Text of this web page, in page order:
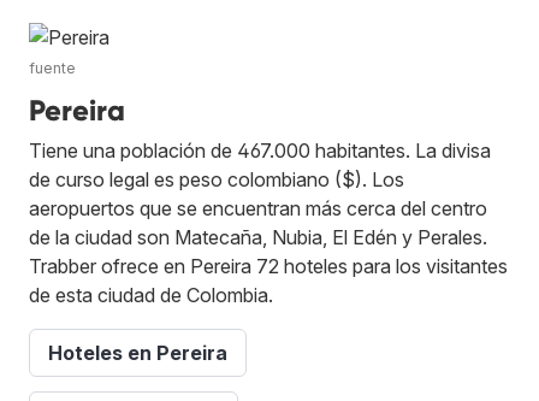
fuente
Pereira
Tiene una población de 467.000 habitantes. La divisa
de curso legal es peso colombiano ($). Los
aeropuertos que se encuentran más cerca del centro
de la ciudad son Matecaña, Nubia, El Edén y Perales.
Trabber ofrece en Pereira 72 hoteles para los visitantes
de esta ciudad de Colombia.
Hoteles en Pereira